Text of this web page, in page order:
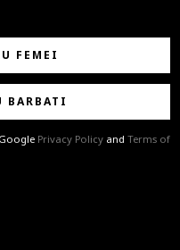
FEMEI
BARBATI
Privacy Policy and Terms of